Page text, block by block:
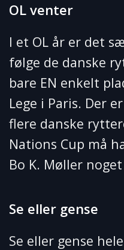
OL venter
I et OL år er det
følge de danske
bare EN enkelt
Lege i Paris. Der
flere danske
Nations Cup må
Bo K. Møller
Se eller gense
Se eller gense